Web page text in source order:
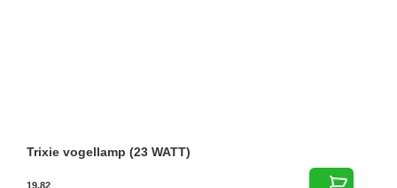
Trixie vogellamp (23 WATT)
19,82